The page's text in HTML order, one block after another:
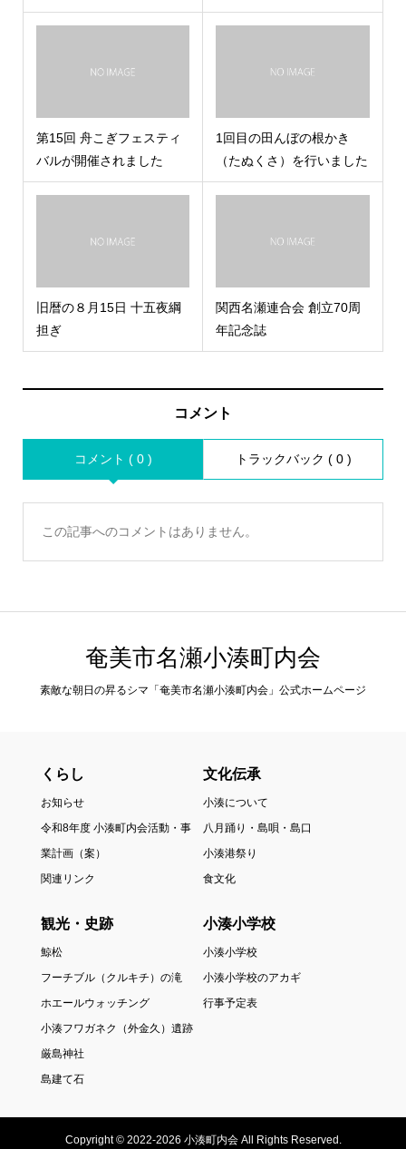
第15回 舟こぎフェスティ
バルが開催されました
1回目の田んぼの根かき
（たぬくさ）を行いました
旧暦の８月15日 十五夜綱
担ぎ
関西名瀬連合会 創立70周
年記念誌
コメント
コメント ( 0 ) トラックバック ( 0 )
この記事へのコメントはありません。
奄美市名瀬小湊町内会
素敵な朝日の昇るシマ「奄美市名瀬小湊町内会」公式ホームページ
くらし
お知らせ
令和8年度 小湊町内会活動・事
業計画（案）
関連リンク
文化伝承
小湊について
八月踊り・島唄・島口
小湊港祭り
食文化
観光・史跡
鯨松
フーチブル（クルキチ）の滝
ホエールウォッチング
小湊フワガネク（外金久）遺跡
厳島神社
島建て石
小湊小学校
小湊小学校
小湊小学校のアカギ
行事予定表
Copyright © 2022-2026 小湊町内会 All Rights Reserved.